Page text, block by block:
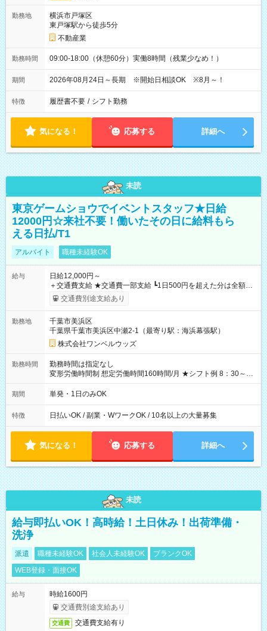
勤務地
横浜市戸塚区
東戸塚駅から徒歩5分
不動産業
勤務時間 09:00-18:00（休憩60分）実働8時間（残業少なめ！）
期間 2026年08月24日～長期 ※開始日相談OK ※8月～！
特徴 履歴書不要 / シフト勤務
気になる！ 応募する 詳細へ
未読
東京ゲームショウでイベントスタッフ★日給
12000円☆来社不要！働いたその日に給料もら
える日払/T1
アルバイト 職種未経験OK
給与
日給12,000円～
＋交通費支給 ★交通費一部支給 ┗1日500円を超えた分は全額支
給！ ※往復500円以内の方は自己負担となります ★日払いOK！
（規定あり） ┗働いたその日に現金GET♪ お仕事後はコンビニ
なし
交通費別途支給あり
勤務地
千葉市美浜区
千葉県千葉市美浜区中瀬2-1（最寄り駅：海浜幕張駅）
株式会社ワンベルウッズ
勤務時間
勤務時間は指定なし
変形労働時間制 想定労働時間160時間/月 ★シフト例 8：30～
19：00
期間 単発・1日のみOK
特徴 日払いOK / 副業・WワークOK / 10名以上の大量募集
気になる！ 応募する 詳細へ
未読
給与即払いOK！高時給！土日休み！出荷準備・
洗浄
派遣 職種未経験OK 社会人未経験OK
ブランクOK
WEB登録・面接OK
給与
時給1600円
交通費別途支給あり
交通費 交通費支給有り